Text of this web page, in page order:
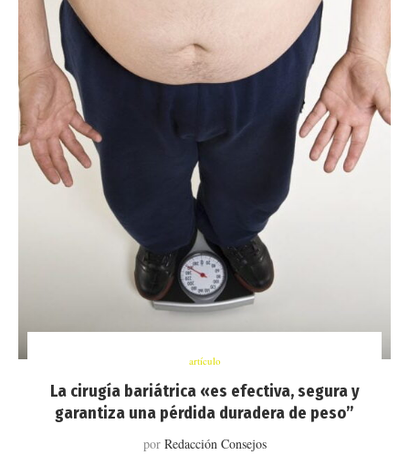
artículo
La cirugía bariátrica «es efectiva, segura y
garantiza una pérdida duradera de peso”
por Redacción Consejos